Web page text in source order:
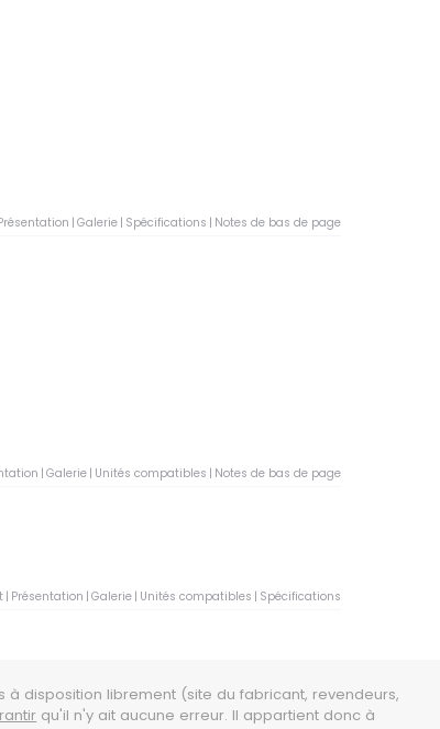
| Galerie | Spécifications | Notes de bas de page
| Galerie | Unités compatibles | Notes de bas de page
| Présentation | Galerie | Unités compatibles | Spécifications
disposition librement (site du fabricant, revendeurs,
qu'il n'y ait aucune erreur. Il appartient donc à